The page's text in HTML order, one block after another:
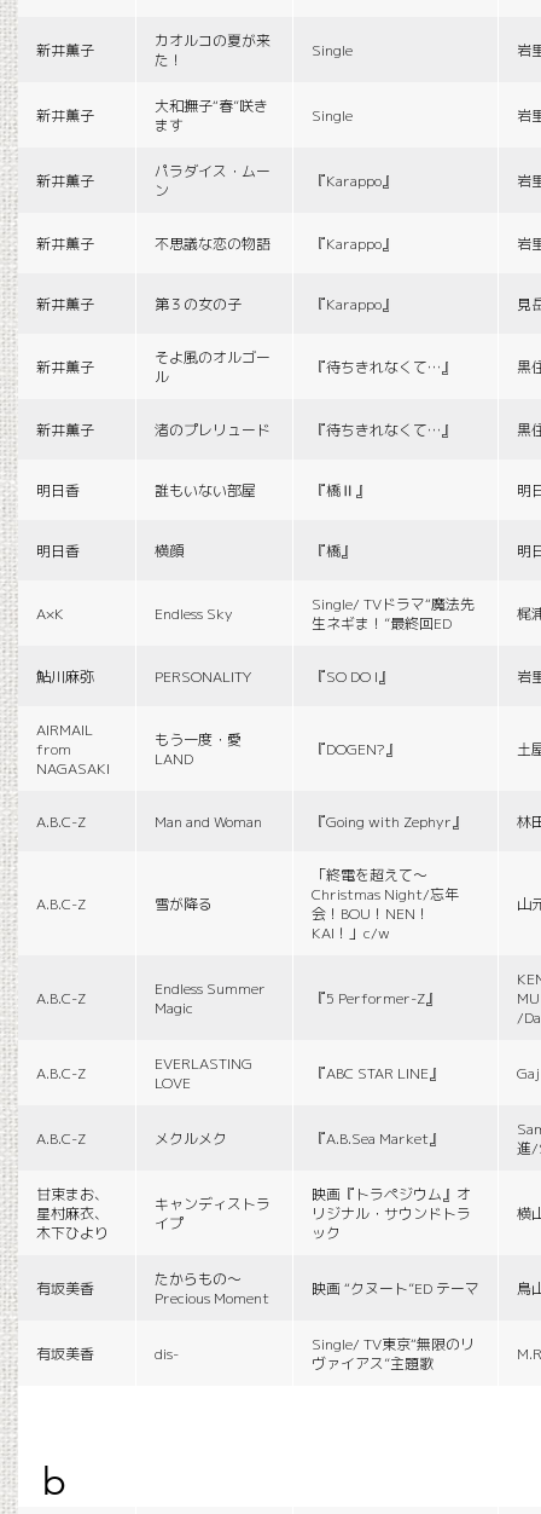
新井薫子
カオルコの夏が来
た！
Single 岩
新井薫子
大和撫子“春”咲き
ます
Single 岩
新井薫子
パラダイス・ムー
ン
『Karappo』 岩
新井薫子 不思議な恋の物語 『Karappo』 岩
新井薫子 第３の女の子 『Karappo』 見
新井薫子
そよ風のオルゴー
ル
『待ちきれなくて…』 黒
新井薫子 渚のプレリュード 『待ちきれなくて…』 黒
明日香 誰もいない部屋 『橋Ⅱ』 明
明日香 横顔 『橋』 明
A×K Endless Sky
Single/ TVドラマ“魔法先
生ネギま！”最終回ED
梶
鮎川麻弥 PERSONALITY 『SO DO I』 岩
AIRMAIL
from
NAGASAKI
もう一度・愛
LAND
『DOGEN?』 土
A.B.C-Z Man and Woman 『Going with Zephyr』 林
A.B.C-Z 雪が降る
「終電を超えて～
Christmas Night/忘年
会！BOU！NEN！
KAI！」c/w
山
A.B.C-Z
Endless Summer
Magic
『5 Performer-Z』
/
A.B.C-Z
EVERLASTING
LOVE
『ABC STAR LINE』
A.B.C-Z メクルメク 『A.B.Sea Market』
進/
甘束まお、
星村麻衣、
木下ひより
キャンディストラ
イプ
映画『トラペジウム』オ
リジナル・サウンドトラ
ック
横
有坂美香
たからもの〜
Precious Moment
映画 “クヌート”ED テーマ 鳥
有坂美香 dis-
Single/ TV東京“無限のリ
ヴァイアス”主題歌
b